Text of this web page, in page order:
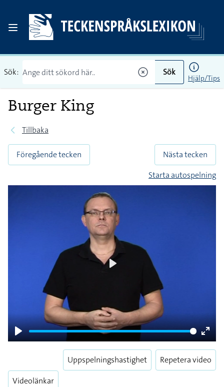
Sök: Sök
Hjälp/Tips
Burger King
Tillbaka
Föregående tecken
Nästa tecken
Starta autospelning
Play
Enter
Videolänkar
Uppspelningshastighet Repetera video